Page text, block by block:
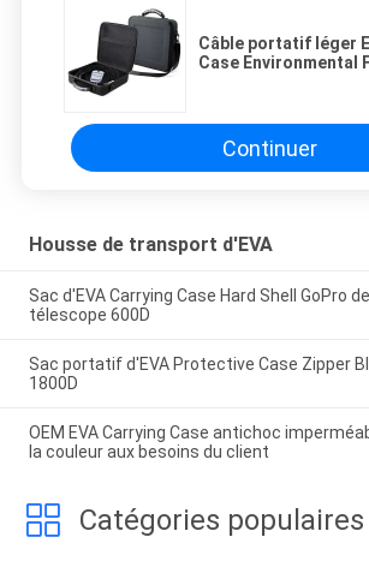
Câble portatif léger
Case Environmental
Continuer
Housse de transport d'EVA
Sac d'EVA Carrying Case Hard Shell GoPro
télescope 600D
Sac portatif d'EVA Protective Case Zipper
1800D
OEM EVA Carrying Case antichoc
la couleur aux besoins du client
Catégories populaires